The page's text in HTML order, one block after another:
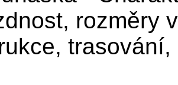
rozměry